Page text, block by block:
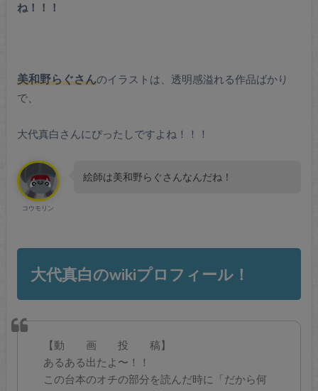
ね！！！
美和野らぐさんのイラストは、透明感溢れる作品ばかり
で、
大代真白さんにぴったしですよね！！！
コウモリン
絵師は美和野らぐさんなんだね！
大代真白のwikiプロフィール！
【動 画 投 稿】
あるある出たよ〜！！
この台本のオチの部分を読んだ時に「だから何